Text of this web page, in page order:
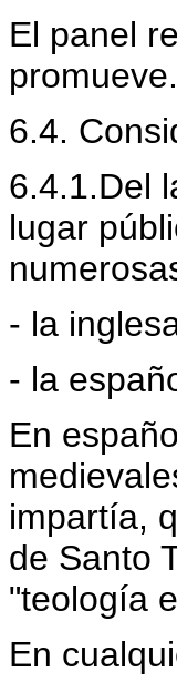
El panel
promueve.
6.4.
6.4.1.Del
lugar
- la
- la
En
impartía,
de Santo
"teología
En